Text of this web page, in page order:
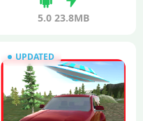
5.0 23.8MB
UPDATED